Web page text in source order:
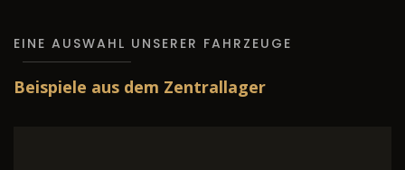
EINE AUSWAHL UNSERER FAHRZEUGE
Beispiele aus dem Zentrallager